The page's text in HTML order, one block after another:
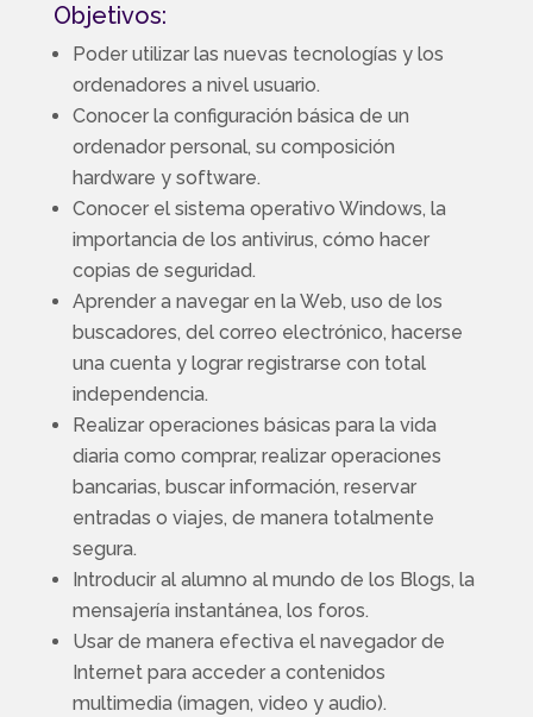
Objetivos:
Poder utilizar las nuevas tecnologías y los
ordenadores a nivel usuario.
Conocer la configuración básica de un
ordenador personal, su composición
hardware y software.
Conocer el sistema operativo Windows, la
importancia de los antivirus, cómo hacer
copias de seguridad.
Aprender a navegar en la Web, uso de los
buscadores, del correo electrónico, hacerse
una cuenta y lograr registrarse con total
independencia.
Realizar operaciones básicas para la vida
diaria como comprar, realizar operaciones
bancarias, buscar información, reservar
entradas o viajes, de manera totalmente
segura.
Introducir al alumno al mundo de los Blogs, la
mensajería instantánea, los foros.
Usar de manera efectiva el navegador de
Internet para acceder a contenidos
multimedia (imagen, video y audio).